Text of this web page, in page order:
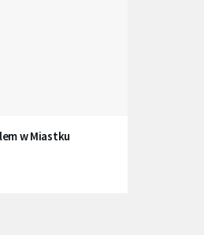
w Miastku